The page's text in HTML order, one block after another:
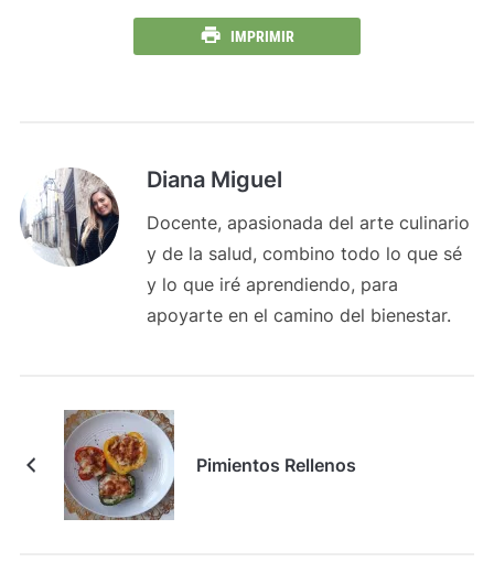
IMPRIMIR
Diana Miguel
Docente, apasionada del arte culinario
y de la salud, combino todo lo que sé
y lo que iré aprendiendo, para
apoyarte en el camino del bienestar.
Pimientos Rellenos